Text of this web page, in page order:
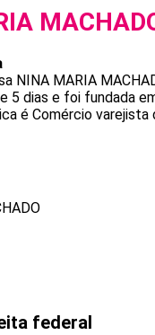
NINA MARIA
5 dias e foi fundada
é Comércio
federal